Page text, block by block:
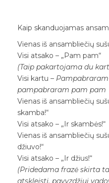
Kaip skanduojamas
Vienas iš ansambliečių
Visi atsako – „Pam pam“
(Taip pakartojama du
Visi kartu –
pampabraram pam pam
Vienas iš ansambliečių
skamba!“
Visi atsako – „Ir skambės!“
Vienas iš ansambliečių
džiuvo!“
Visi atsako – „Ir džius!“
(Pridedama frazė skirta
atskleisti, pavyzdžiui